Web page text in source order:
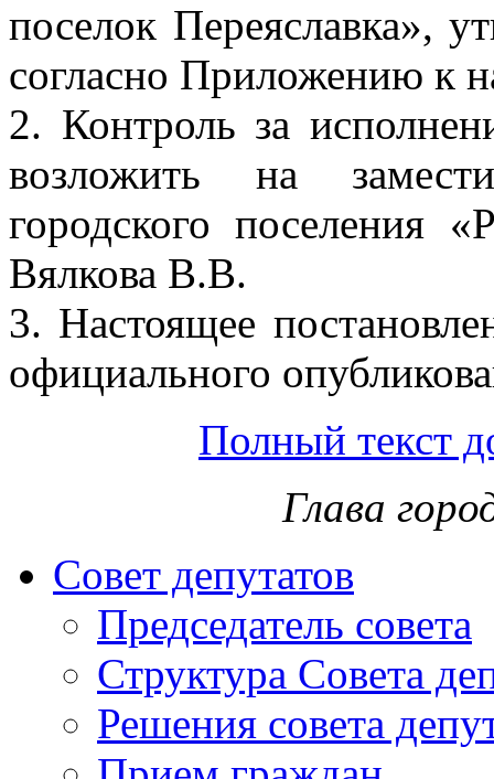
поселок Переяславка»,
согласно Приложению к
2. Контроль за
возложить на
городского поселения
Вялкова В.В.
3. Настоящее
официального
Полный текст
Глава
Совет депутатов
Председатель совета
Структура Совета
Решения совета